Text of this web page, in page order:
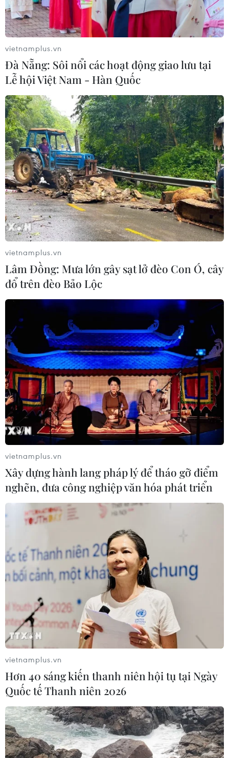
Samsung sắp mở đặt hàng trước điện
thoại gập Galaxy Fold
12/04/2019 07:19
Samsung cho biết những khách hàng đăng ký tìm hiểu
thêm về điện thoại màn hình gập, Galaxy Fold trong
ngày hôm nay 12/4 sẽ có quyền đặt hàng trước mẫu
điện thoại này vào tuần tới.
Samsung hé lộ chi tiết thông số kỹ thuật
của điện thoại Galaxy Fold
16/04/2019 07:01
Hai tháng sau khi ra mắt một cách sơ lược, Samsung
bắt đầu công bố những chi tiết thông số kỹ thuật của
mẫu điện thoại có thể gập Galaxy Fold.
vietnamplus.vn
Đà Nẵng: Sôi nổi các hoạt động giao lưu tại
Lễ hội Việt Nam - Hàn Quốc
vietnamplus.vn
Lâm Đồng: Mưa lớn gây sạt lở đèo Con Ó, cây
đổ trên đèo Bảo Lộc
vietnamplus.vn
Xây dựng hành lang pháp lý để tháo gỡ điểm
nghẽn, đưa công nghiệp văn hóa phát triển
vietnamplus.vn
Hơn 40 sáng kiến thanh niên hội tụ tại Ngày
Quốc tế Thanh niên 2026